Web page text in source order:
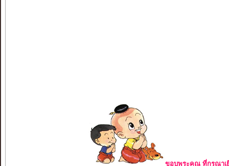
ขอบพระคุณ ที่กรุณาเ